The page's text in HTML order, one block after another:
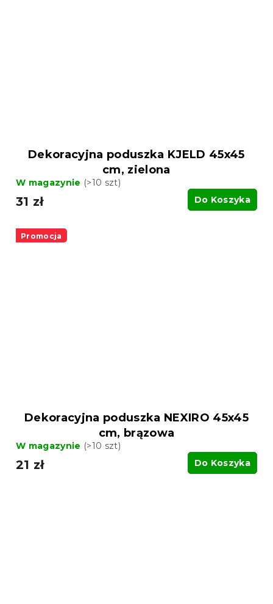
Dekoracyjna poduszka KJELD 45x45
cm, zielona
W magazynie (>10 szt)
31 zł Do Koszyka
Promocja
Dekoracyjna poduszka NEXIRO 45x45
cm, brązowa
W magazynie (>10 szt)
21 zł Do Koszyka